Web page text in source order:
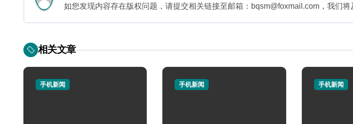
如您发现内容存在版权问题，请提交相关链接至邮箱：bqsm@foxmail.com，我们将
相关文章
手机新闻 手机新闻 手机新闻